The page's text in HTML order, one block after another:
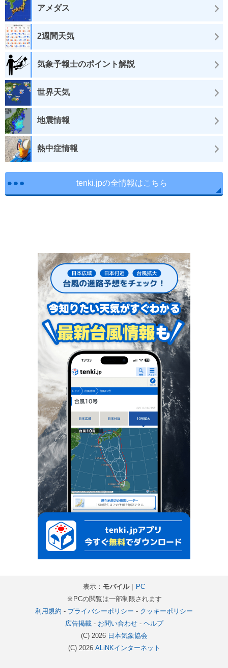
アメダス
2週間天気
気象予報士のポイント解説
世界天気
地震情報
熱中症情報
tenki.jpの全情報はこちら
表示： モバイル｜ PC
※PCの閲覧は一部制限されます
利用規約 - プライバシーポリシー - クッキーポリシー
広告掲載- お問い合わせ- ヘルプ
(C) 2026 日本気象協会
(C) 2026 ALiNKインターネット